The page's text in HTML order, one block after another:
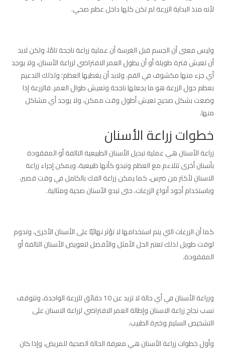
لأنه منذ البداية الزرعة لم تكن كلها داخل عظم صحي.
وليس معنى أن الجسم قبل الغرسة أن عملية زراعة ناجحة تامًا، ولكن لابد
أن تعيش فترة طويلة أو أن يطول العمر الافتراضي لزراعة الأسنان، ولا يوجد
أي جزء منها مكشوف في الفم، ولابد أن يغطيها العظم؛ ولذلك التدعيم
بعظم حول الزرعة هو ما يجعلها ناجحة وتعيش طوال العمر، فالزرعة إذا
وضعت بشكل صحيح تعيش أطول وقت ممكن، ولا يوجد أي مشاكل
منها.
خطوات زراعة الأسنان
زراعة الأسنان هي عملية تبديل الأسنان الطبيعية التالفة أو المفقودة
بأسنان أخرى تتلاءم مع العظم وتبدو كأنها طبيعية، ويمكن إجراء زراعة
الاسنان لأكثر من ضرس، كما يمكن زراعة الفك بالكامل في وقت قصير،
وباستخدام أجود أنواع الزرعات، حتى تبدو الأسنان صحية ومثالية.
كما أن الزرعات التي يتم استخدامها لا تؤثر نهائيًا على الأسنان الأخرى، وتدوم
لوقت طويل لذلك تعتبر الحل الأمثل والأفضل لتعويض الأسنان التالفة أو
المفقودة.
وزراعة الأسنان في أي حالة لا تزيد عن 10 دقائق للزرعة الواحدة، وتتوقف
نسب نجاح زراعة الاسنان وإطالة العمر الافتراضي لزراعة الاسنان على
التشخيص السليم وخبرة الطبيب.
وأول خطوات زراعة الأسنان هي معرفة الحالة الصحية للمريض، وإذا كان